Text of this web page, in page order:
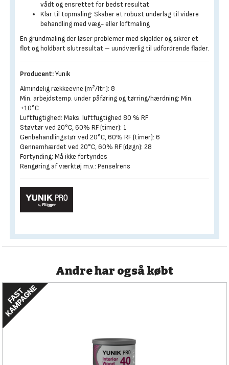
vådt og ensrettet for bedst resultat
Klar til topmaling: Skaber et robust underlag til videre
behandling med væg- eller loftmaling
En grundmaling der løser problemer med skjolder og sikrer et
flot og holdbart slutresultat – uundværlig til udfordrende flader.
Producent:Yunik
Almindelig rækkeevne (m²/ltr.): 8
Min. arbejdstemp. under påføring og tørring/hærdning: Min.
+10°C
Luftfugtighed: Maks. luftfugtighed 80 % RF
Støvtør ved 20°C, 60% RF (timer): 1
Genbehandlingstør ved 20°C, 60% RF (timer): 6
Gennemhærdet ved 20°C, 60% RF (døgn): 28
Fortynding: Må ikke fortyndes
Rengøring af værktøj m.v.: Penselrens
Andre har også købt